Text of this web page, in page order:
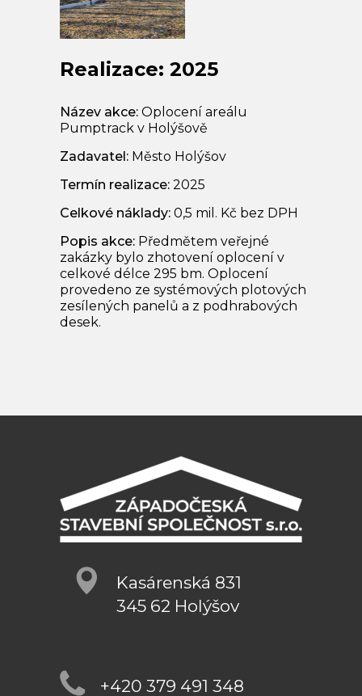
Realizace: 2025
Název akce: Oplocení areálu
Pumptrack v Holýšově
Zadavatel: Město Holýšov
Termín realizace: 2025
Celkové náklady: 0,5 mil. Kč bez DPH
Popis akce: Předmětem veřejné
zakázky bylo zhotovení oplocení v
celkové délce 295 bm. Oplocení
provedeno ze systémových plotových
zesílených panelů a z podhrabových
desek.
Kasárenská 831
345 62 Holýšov
+420 379 491 348